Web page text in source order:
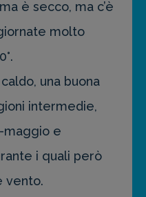
è secco, ma c’è
molto
una buona
intermedie,
maggio e
i quali però
vento.